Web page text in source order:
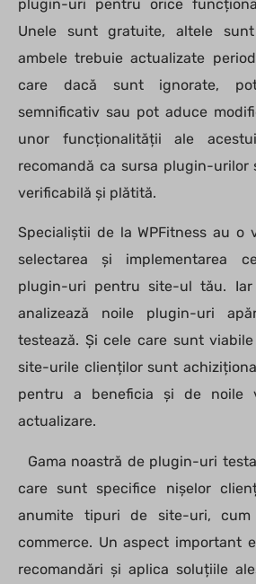
plugin-uri pentru orice
Unele sunt gratuite, altele
ambele trebuie actualizate
care dacă sunt ignorate,
semnificativ sau pot aduce
unor funcționalității ale
recomandă ca sursa plugin-urilor
verificabilă și plătită.
Specialiștii de la WPFitness au o
selectarea și implementarea
plugin-uri pentru site-ul tău.
analizează noile plugin-uri
testează. Și cele care sunt
site-urile clienților sunt
pentru a beneficia și de noile
actualizare.
Gama noastră de plugin-uri
care sunt specifice nișelor
anumite tipuri de site-uri,
commerce. Un aspect important
recomandări și aplica soluțiile